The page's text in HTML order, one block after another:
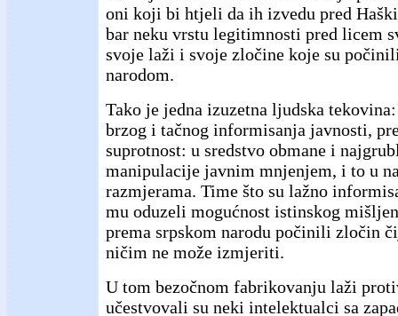
oni koji bi htjeli da ih izvedu pred
bar neku vrstu legitimnosti pred licem
svoje laži i svoje zločine koje su
narodom.
Tako je jedna izuzetna ljudska
brzog i tačnog informisanja javnosti,
suprotnost: u sredstvo obmane i
manipulacije javnim mnjenjem, i to u
razmjerama. Time što su lažno
mu oduzeli mogućnost istinskog
prema srpskom narodu počinili zločin
ničim ne može izmjeriti.
U tom bezočnom fabrikovanju laži
učestvovali su neki intelektualci sa